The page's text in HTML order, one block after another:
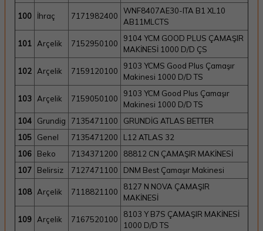
100 İhraç 7171982400
WNF8407AE30-ITA B1 XL10
AB11MLCTS
101 Arçelik 7152950100
9104 YCM GOOD PLUS ÇAMAŞIR
MAKİNESİ 1000 D/D ÇS
102 Arçelik 7159120100
9103 YCMS Good Plus Çamaşır
Makinesi 1000 D/D TS
103 Arçelik 7159050100
9103 YCM Good Plus Çamaşır
Makinesi 1000 D/D TS
104
Grundig 7135471100
GRUNDİG ATLAS BETTER
105
Genel 7135471200
L12 ATLAS 32
106
Beko 7134371200
88812 CN ÇAMAŞIR MAKİNESİ
107
Belirsiz 7127471100 DNM Best Çamaşır Makinesi
108 Arçelik 7118821100
8127 N NOVA ÇAMAŞIR
MAKİNESİ
109 Arçelik 7167520100
8103 Y B7S ÇAMAŞIR MAKİNESİ
1000 D/D TS